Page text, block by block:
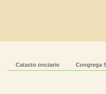
Catasto onciario Congrega